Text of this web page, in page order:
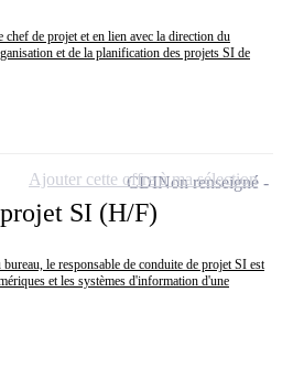
de projet et en lien avec la direction du
et de la planification des projets SI de
SI (H/F)
le responsable de conduite de projet SI est
et les systèmes d'information d'une
CDINon renseigné
Ajouter cette offre à ma sélection